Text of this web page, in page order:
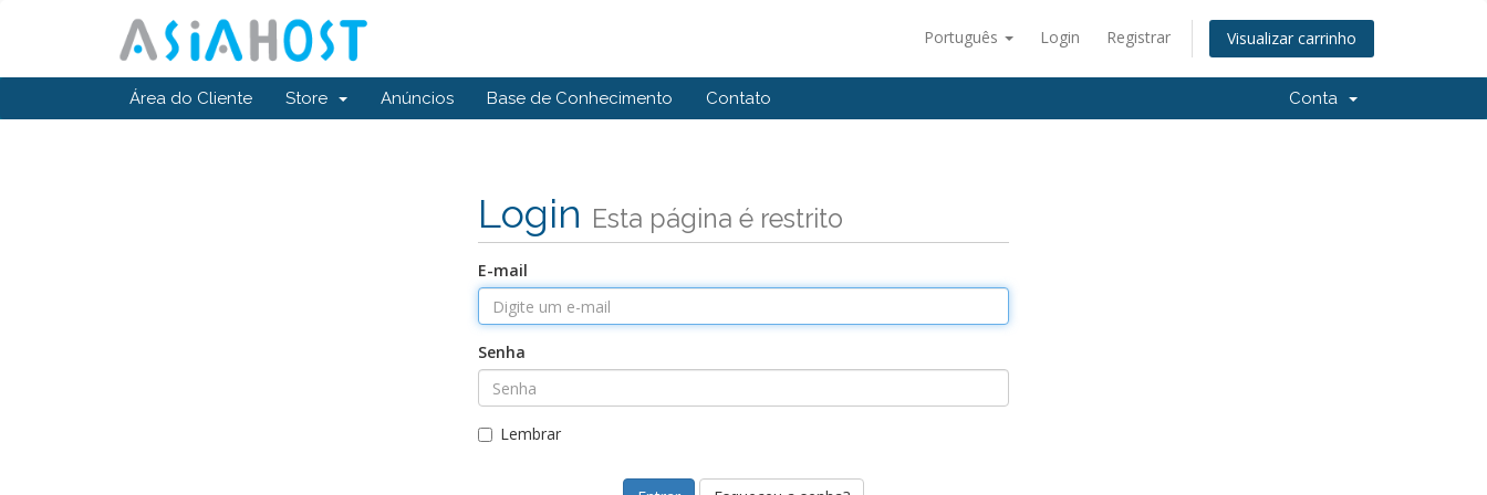
Português Login Registrar Visualizar carrinho
Área do Cliente Store Anúncios Base de Conhecimento Contato Conta
Login Esta página é restrito
E-mail
Senha
Lembrar